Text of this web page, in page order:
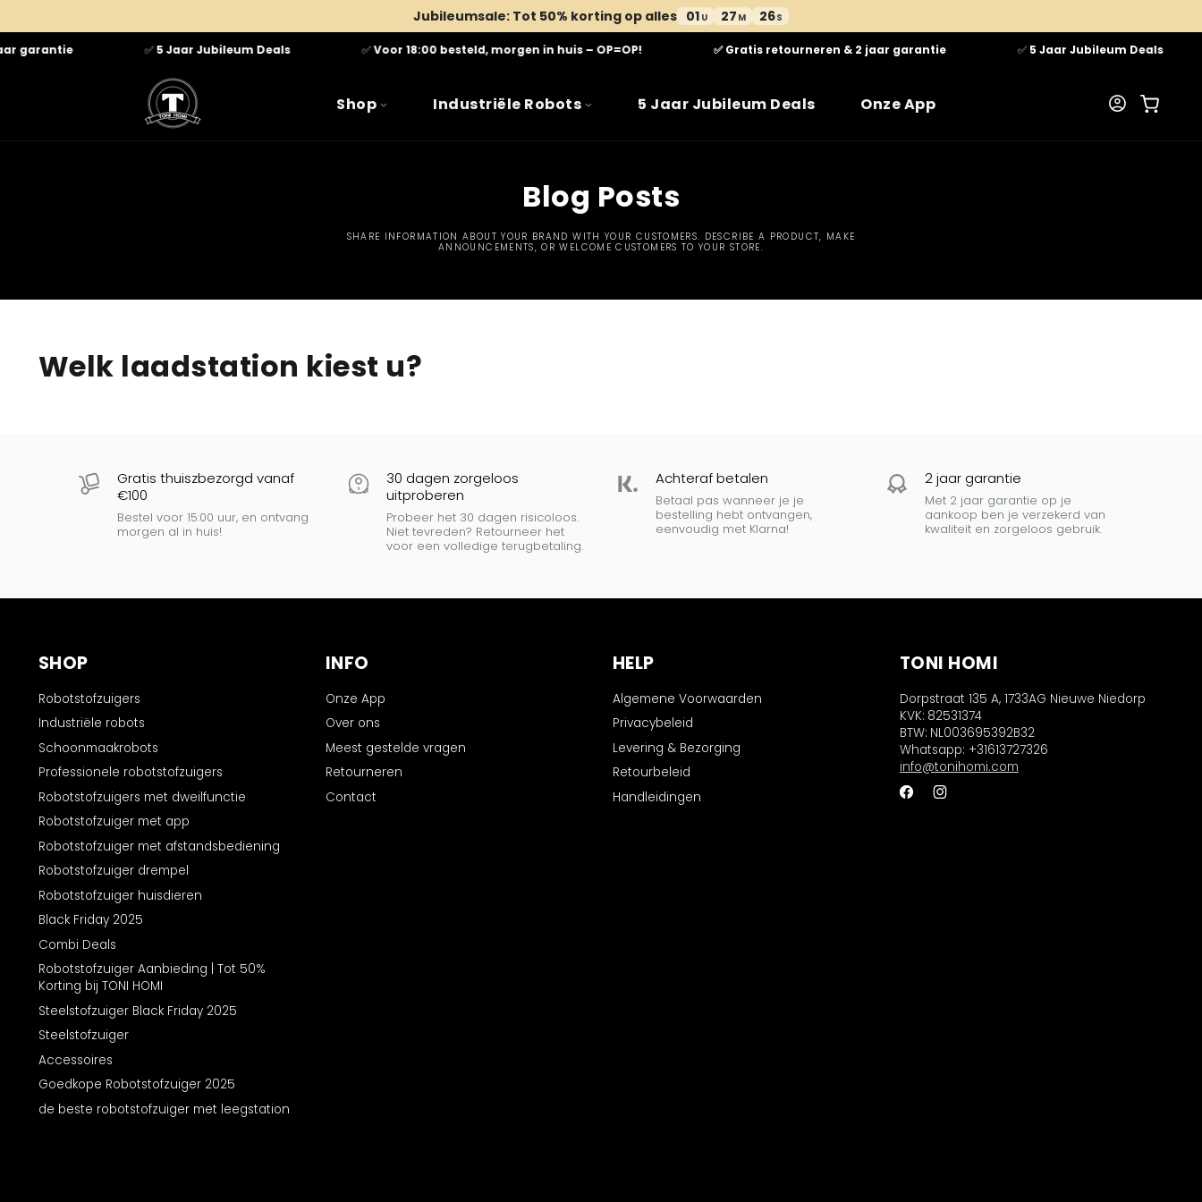
content
Jubileumsale: Tot 50% korting op alles 01 U 27 M 25S
garantie ✅5 Jaar Jubileum Deals ✅Voor 18:00 besteld, morgen in huis – OP=OP! ✅ Gratis retourneren & 2 jaar garantie ✅5 Jaar Jubileum Deals
Shop Industriële Robots 5 Jaar Jubileum Deals Onze App InloggenWinkelwagen
Blog Posts
SHARE INFORMATION ABOUT YOUR BRAND WITH YOUR CUSTOMERS. DESCRIBE A PRODUCT, MAKE
ANNOUNCEMENTS, OR WELCOME CUSTOMERS TO YOUR STORE.
Welk laadstation kiest u?
Gratis thuiszbezorgd vanaf
€100
Bestel voor 15:00 uur, en ontvang
morgen al in huis!
30 dagen zorgeloos
uitproberen
Probeer het 30 dagen risicoloos.
Niet tevreden? Retourneer het
voor een volledige terugbetaling.
Achteraf betalen
Betaal pas wanneer je je
bestelling hebt ontvangen,
eenvoudig met Klarna!
2 jaar garantie
Met 2 jaar garantie op je
aankoop ben je verzekerd van
kwaliteit en zorgeloos gebruik.
SHOP
Robotstofzuigers
Industriële robots
Schoonmaakrobots
Professionele robotstofzuigers
Robotstofzuigers met dweilfunctie
Robotstofzuiger met app
Robotstofzuiger met afstandsbediening
Robotstofzuiger drempel
Robotstofzuiger huisdieren
Black Friday 2025
Combi Deals
Robotstofzuiger Aanbieding | Tot 50%
Korting bij TONI HOMI
Steelstofzuiger Black Friday 2025
Steelstofzuiger
Accessoires
Goedkope Robotstofzuiger 2025
de beste robotstofzuiger met leegstation
INFO
Onze App
Over ons
Meest gestelde vragen
Retourneren
Contact
HELP
Algemene Voorwaarden
Privacybeleid
Levering & Bezorging
Retourbeleid
Handleidingen
TONI HOMI
Dorpstraat 135 A, 1733AG Nieuwe Niedorp
KVK: 82531374
BTW: NL003695392B32
Whatsapp: +31613727326
info@tonihomi.com
FacebookInstagram